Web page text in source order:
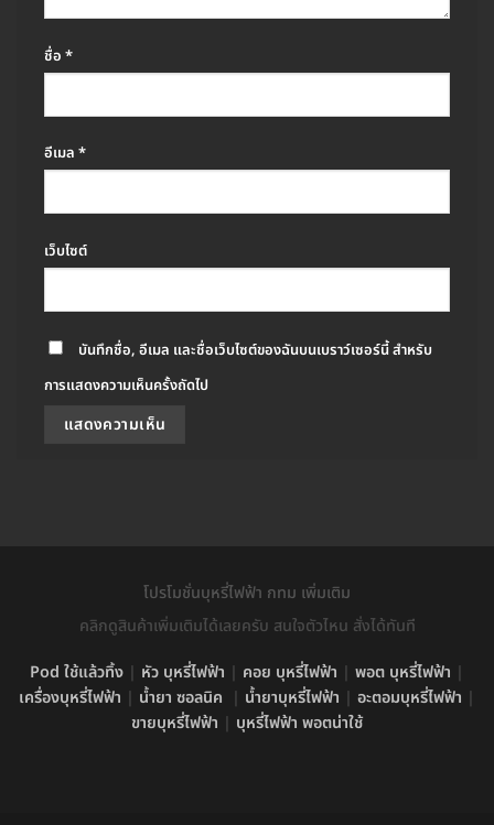
ชื่อ *
อีเมล *
เว็บไซต์
บันทึกชื่อ, อีเมล และชื่อเว็บไซต์ของฉันบนเบราว์เซอร์นี้ สำหรับ
การแสดงความเห็นครั้งถัดไป
โปรโมชั่นบุหรี่ไฟฟ้า กทม เพิ่มเติม
คลิกดูสินค้าเพิ่มเติมได้เลยครับ สนใจตัวไหน สั่งได้ทันที
Pod ใช้แล้วทิ้ง | หัว บุหรี่ไฟฟ้า | คอย บุหรี่ไฟฟ้า | พอต บุหรี่ไฟฟ้า |
เครื่องบุหรี่ไฟฟ้า | น้ำยา ซอลนิค | น้ำยาบุหรี่ไฟฟ้า | อะตอมบุหรี่ไฟฟ้า |
ขายบุหรี่ไฟฟ้า | บุหรี่ไฟฟ้า พอตน่าใช้